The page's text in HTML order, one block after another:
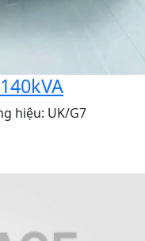
hiệu: UK/G7